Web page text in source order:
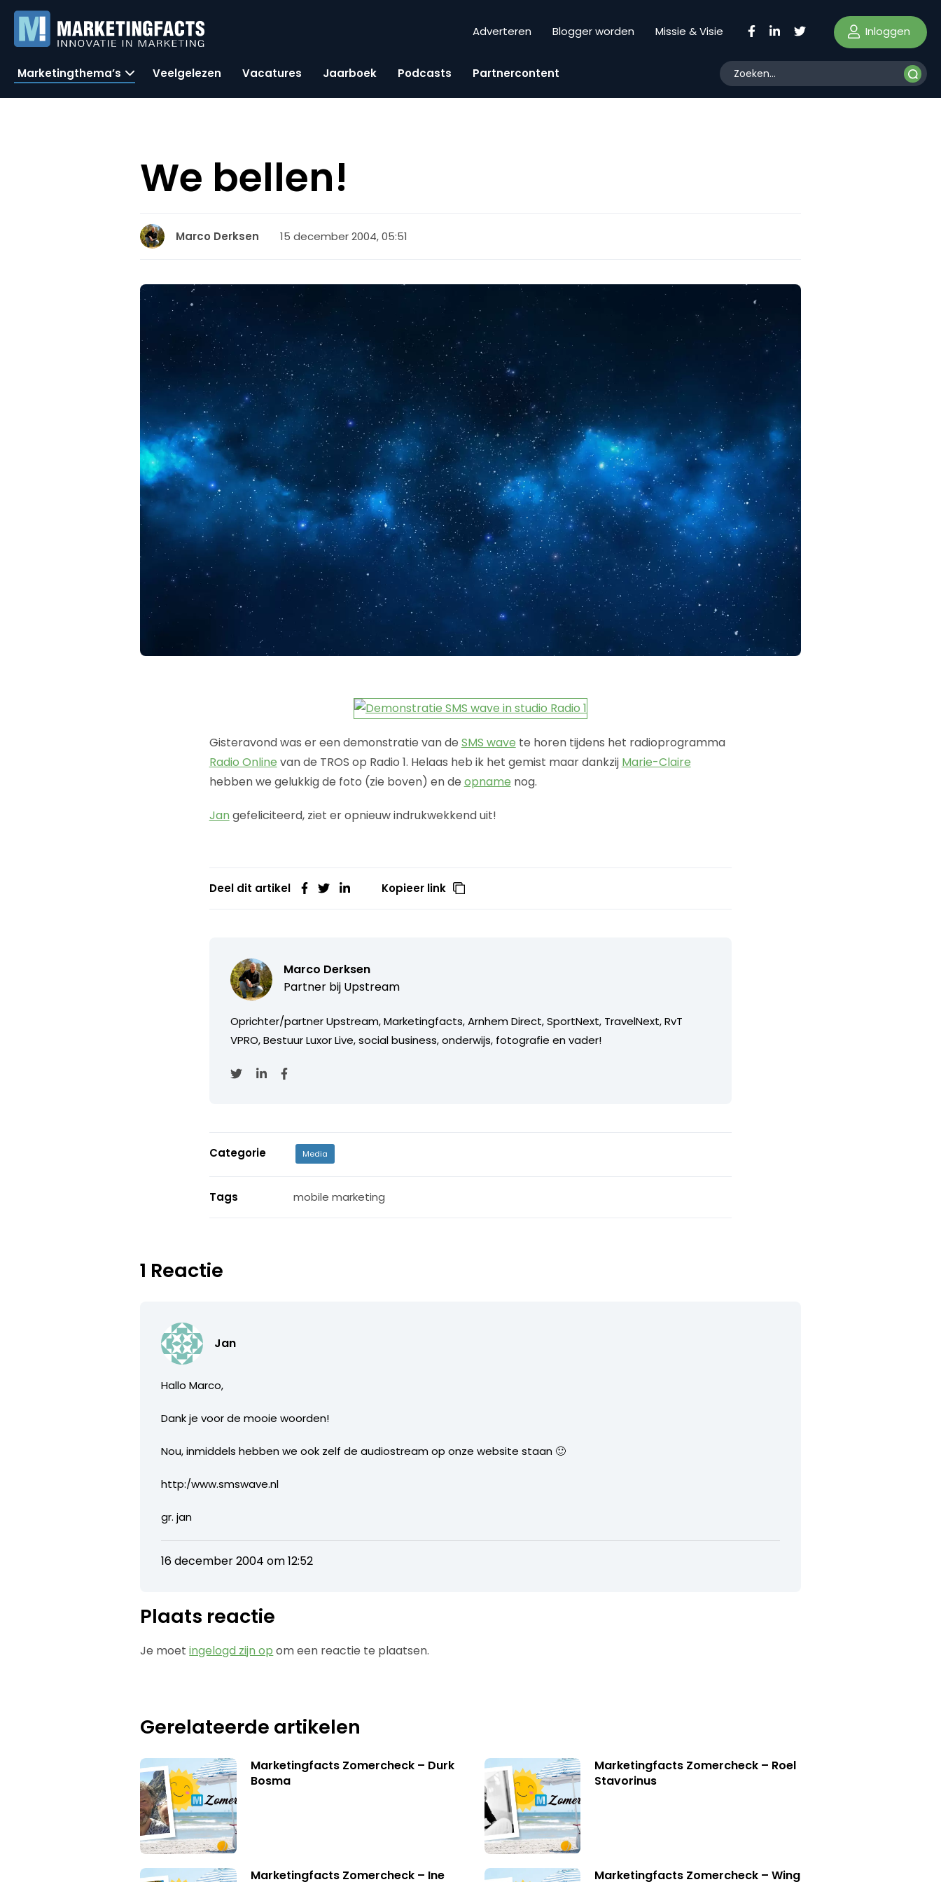
Adverteren Blogger worden Missie & Visie Inloggen
Marketingthema’s Veelgelezen Vacatures Jaarboek Podcasts Partnercontent
We bellen!
Marco Derksen 15 december 2004, 05:51
Gisteravond was er een demonstratie van de SMS wave te horen tijdens het radioprogramma
Radio Online van de TROS op Radio 1. Helaas heb ik het gemist maar dankzij Marie-Claire
hebben we gelukkig de foto (zie boven) en de opname nog.
Jan gefeliciteerd, ziet er opnieuw indrukwekkend uit!
Deel dit artikel Kopieer link
Marco Derksen
Partner bij Upstream
Oprichter/partner Upstream, Marketingfacts, Arnhem Direct, SportNext, TravelNext, RvT
VPRO, Bestuur Luxor Live, social business, onderwijs, fotografie en vader!
Categorie Media
Tags mobile marketing
1 Reactie
Jan
Hallo Marco,
Dank je voor de mooie woorden!
Nou, inmiddels hebben we ook zelf de audiostream op onze website staan 🙂
http:/www.smswave.nl
gr. jan
16 december 2004 om 12:52
Plaats reactie
Je moetingelogd zijn op om een reactie te plaatsen.
Gerelateerde artikelen
Marketingfacts Zomercheck – Durk
Bosma
Marketingfacts Zomercheck – Roel
Stavorinus
Marketingfacts Zomercheck – Ine
Marketingfacts Zomercheck – Wing